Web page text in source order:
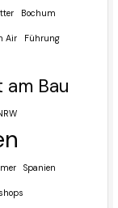
Bochum
Air Führung
am Bau
Spanien